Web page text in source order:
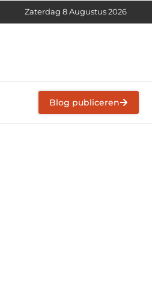
Zaterdag 8 Augustus 2026
Blog publiceren